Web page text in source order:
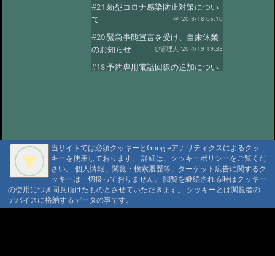
#21:新型コロナ感染防止対策につい
て
@ '20 8/18 05:10
#20:緊急事態宣言を受け、自粛休業
のお知らせ
@管理人 '20 4/19 19:33
#18:予約専用電話回線の追加につい
#13:ご計画の方に @ '18 7/23 00:55
#12: 4月中頃営業はじめます
@ '18 3/17 00:44
#11:今年の小屋締め、
冬期休業
当サイトでは必須クッキーとGoogleアナリティクスによるクッ
キーを使用しております。 詳細は、クッキーポリシーをご覧くだ
さい。 個人情報、閲覧・検索履歴等、ターゲット広告に関するク
ッキーは一切扱っておりません。 閲覧を継続される時はクッキー
の使用につき同意頂けたものとさせていただきます。 クッキーとは閲覧者の
デバイスに格納するデータの事です。